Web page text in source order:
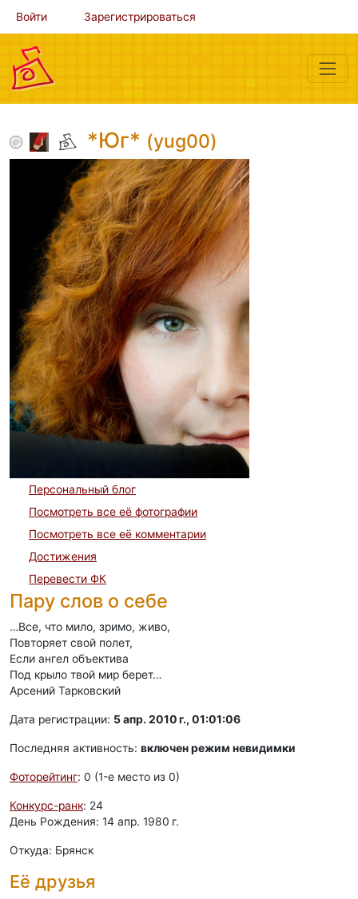
Войти Зарегистрироваться
*Юг* (yug00)
Персональный блог
Посмотреть все её фотографии
Посмотреть все её комментарии
Достижения
Перевести ФК
Пару слов о себе
…Все, что мило, зримо, живо,
Повторяет свой полет,
Если ангел объектива
Под крыло твой мир берет…
Арсений Тарковский
Дата регистрации: 5 апр. 2010 г., 01:01:06
Последняя активность: включен режим невидимки
Фоторейтинг: 0 (1-e место из 0)
Конкурс-ранк: 24
День Рождения: 14 апр. 1980 г.
Откуда: Брянск
Её друзья